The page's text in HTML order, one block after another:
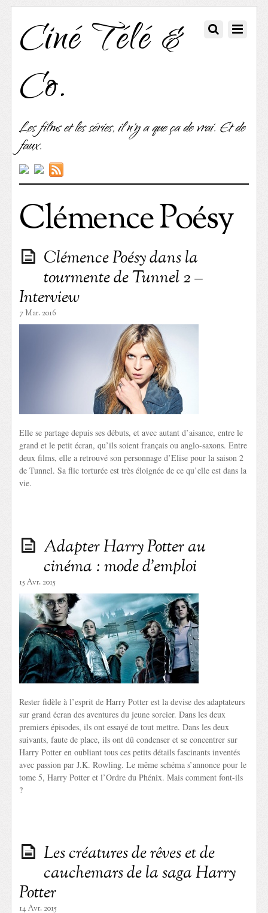
Ciné Télé &
Co.
Les films et les séries, il n'y a que ça de vrai. Et de
faux.
Clémence Poésy
Clémence Poésy dans la
tourmente de Tunnel 2 –
Interview
7 Mar. 2016
Elle se partage depuis ses débuts, et avec autant d’aisance, entre le
grand et le petit écran, qu’ils soient français ou anglo-saxons. Entre
deux films, elle a retrouvé son personnage d’Elise pour la saison 2
de Tunnel. Sa flic torturée est très éloignée de ce qu’elle est dans la
vie.
Adapter Harry Potter au
cinéma : mode d’emploi
15 Avr. 2015
Rester fidèle à l’esprit de Harry Potter est la devise des adaptateurs
sur grand écran des aventures du jeune sorcier. Dans les deux
premiers épisodes, ils ont essayé de tout mettre. Dans les deux
suivants, faute de place, ils ont dû condenser et se concentrer sur
Harry Potter en oubliant tous ces petits détails fascinants inventés
avec passion par J.K. Rowling. Le même schéma s’annonce pour le
tome 5, Harry Potter et l’Ordre du Phénix. Mais comment font-ils
?
Les créatures de rêves et de
cauchemars de la saga Harry
Potter
14 Avr. 2015